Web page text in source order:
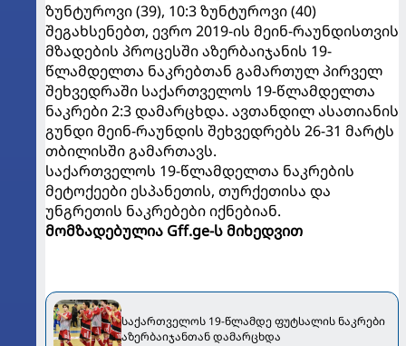
ზუნტუროვი (39), 10:3 ზუნტუროვი (40)
შეგახსენებთ, ევრო 2019-ის მეინ-რაუნდისთვის
მზადების პროცესში აზერბაიჯანის 19-
წლამდელთა ნაკრებთან გამართულ პირველ
შეხვედრაში საქართველოს 19-წლამდელთა
ნაკრები 2:3 დამარცხდა. ავთანდილ ასათიანის
გუნდი მეინ-რაუნდის შეხვედრებს 26-31 მარტს
თბილისში გამართავს.
საქართველოს 19-წლამდელთა ნაკრების
მეტოქეები ესპანეთის, თურქეთისა და
უნგრეთის ნაკრებები იქნებიან.
მომზადებულია Gff.ge-ს მიხედვით
საქართველოს 19-წლამდე ფუტსალის ნაკრები
აზერბაიჯანთან დამარცხდა